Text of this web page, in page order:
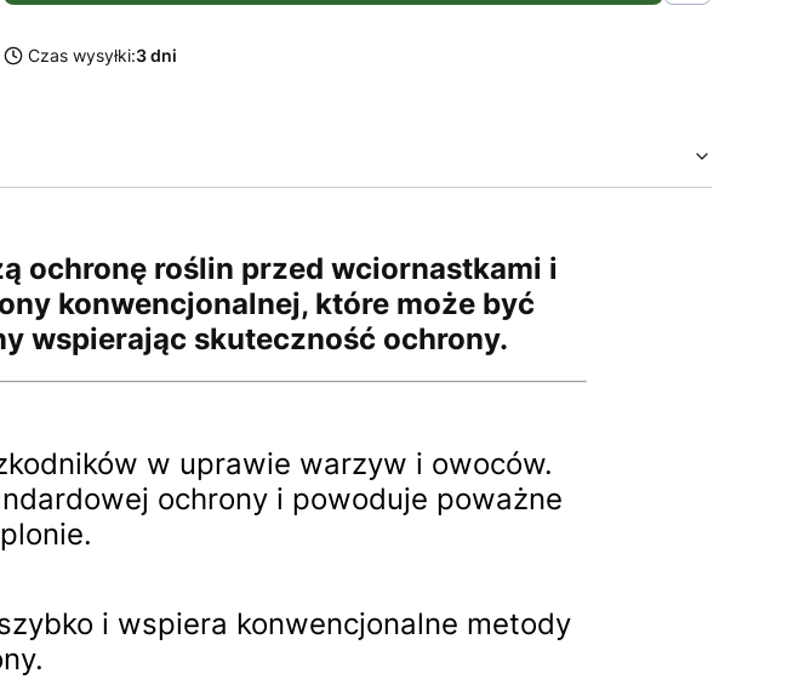
Czas wysyłki:3 dni
ochronę roślin przed wciornastkami i
konwencjonalnej, które może być
wspierając skuteczność ochrony.
w uprawie warzyw i owoców.
ochrony i powoduje poważne
i wspiera konwencjonalne metody